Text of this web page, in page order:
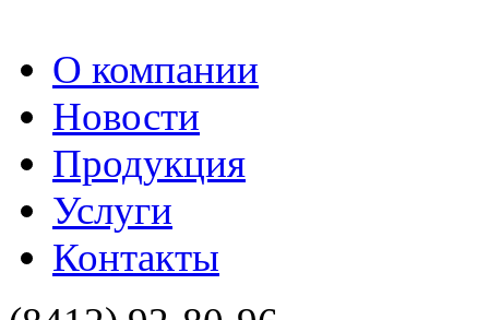
О компании
Новости
Продукция
Услуги
Контакты